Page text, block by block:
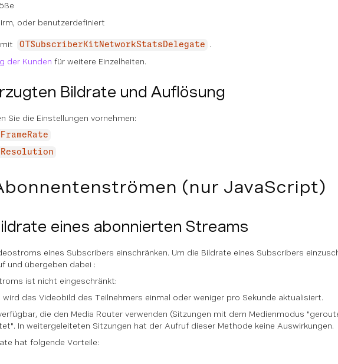
oder benutzerdefiniert
OTSubscriberKitNetworkStatsDelegate
.
der Kunden für weitere Einzelheiten.
Bildrate und Auflösung
Sie die Einstellungen vornehmen:
(nur JavaScript)
eines abonnierten Streams
eines Subscribers einschränken. Um die Bildrate eines Subscribers
und übergeben dabei :
ist nicht eingeschränkt:
das Videobild des Teilnehmers einmal oder weniger pro Sekunde aktualisiert.
die den Media Router verwenden (Sitzungen mit dem Medienmodus
In weitergeleiteten Sitzungen hat der Aufruf dieser Methode keine Auswirkungen.
hat folgende Vorteile: